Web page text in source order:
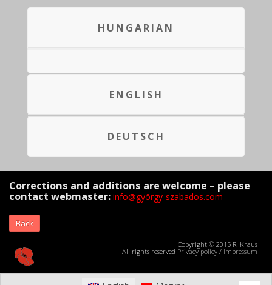
HUNGARIAN
ENGLISH
DEUTSCH
Corrections and additions are welcome – please
contact webmaster: info@györgy-szabados.com
Back
Copyright © 2015 R. Kraus
All rights reserved Privacy policy / Impressum